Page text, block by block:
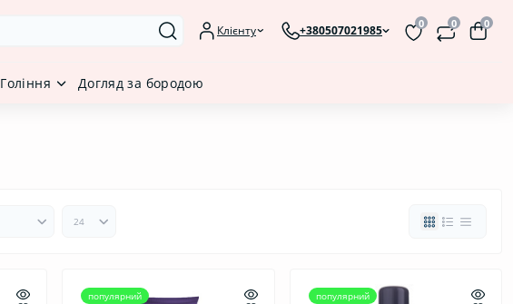
Клієнту +380507021985 0 0 0
Гоління Догляд за бородою
популярний популярний